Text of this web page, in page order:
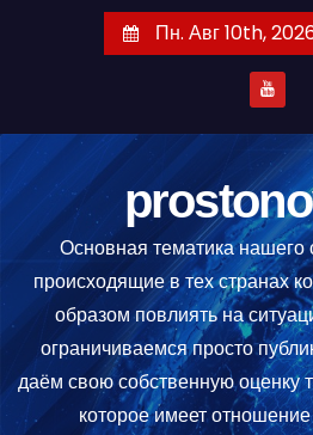
е
р
Пн. Авг 10th,
Основная тематика нашего
происходящие в тех странах
образом повлиять на
ограничиваемся просто
даём свою собственную оценку
которое имеет